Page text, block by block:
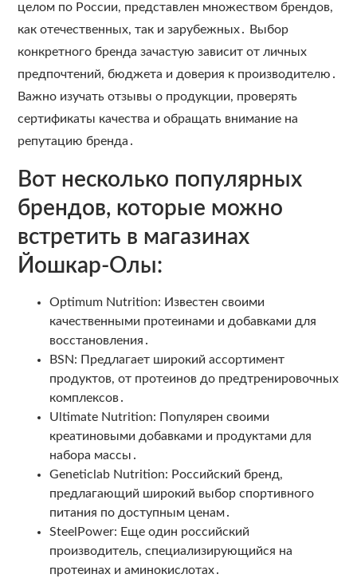
целом по России, представлен множеством брендов,
как отечественных, так и зарубежных․ Выбор
конкретного бренда зачастую зависит от личных
предпочтений, бюджета и доверия к производителю․
Важно изучать отзывы о продукции, проверять
сертификаты качества и обращать внимание на
репутацию бренда․
Вот несколько популярных
брендов, которые можно
встретить в магазинах
Йошкар-Олы:
Optimum Nutrition: Известен своими
качественными протеинами и добавками для
восстановления․
BSN: Предлагает широкий ассортимент
продуктов, от протеинов до предтренировочных
комплексов․
Ultimate Nutrition: Популярен своими
креатиновыми добавками и продуктами для
набора массы․
Geneticlab Nutrition: Российский бренд,
предлагающий широкий выбор спортивного
питания по доступным ценам․
SteelPower: Еще один российский
производитель, специализирующийся на
протеинах и аминокислотах․